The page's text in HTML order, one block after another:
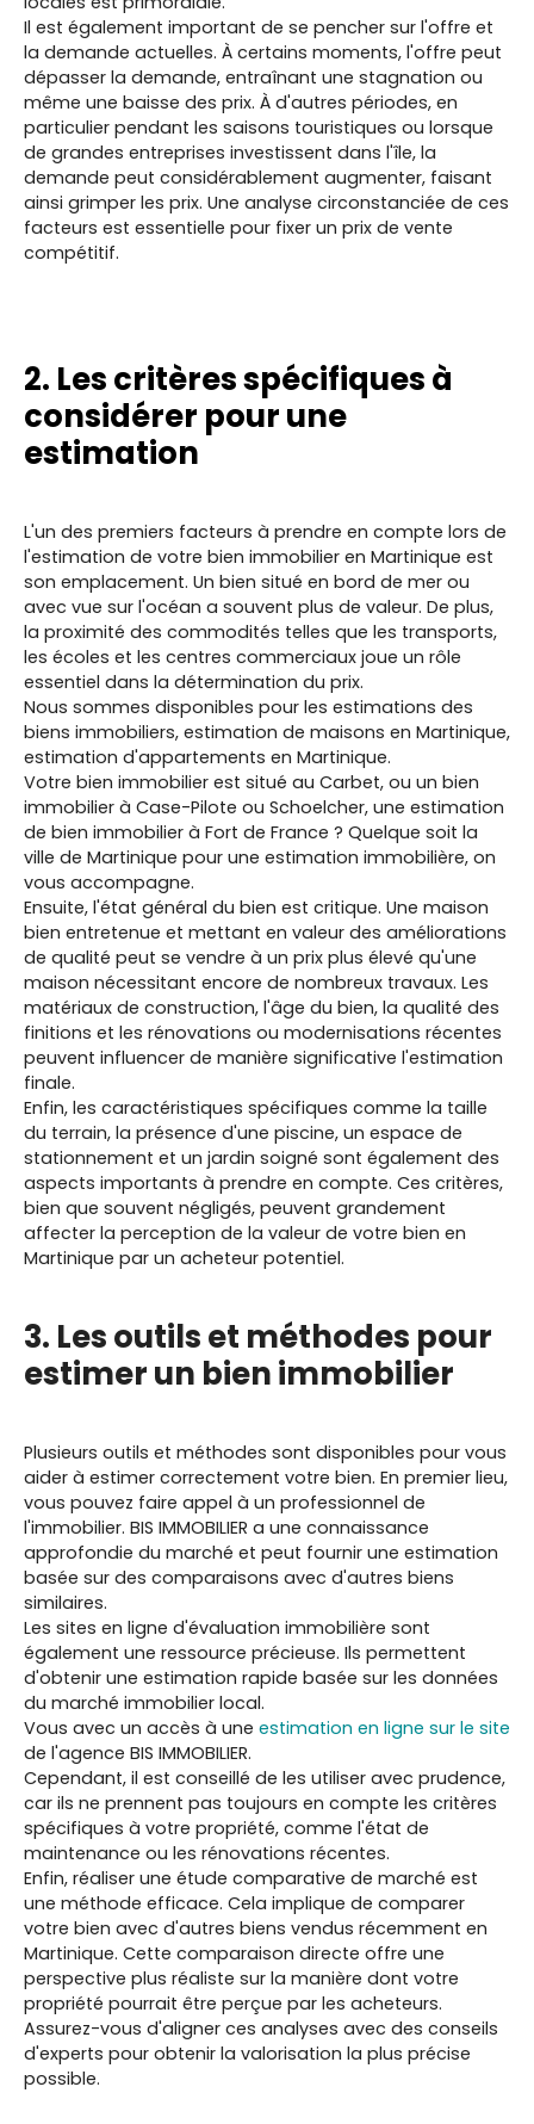
Il est également important de se pencher sur l'offre et
la demande actuelles. À certains moments, l'offre peut
dépasser la demande, entraînant une stagnation ou
même une baisse des prix. À d'autres périodes, en
particulier pendant les saisons touristiques ou lorsque
de grandes entreprises investissent dans l'île, la
demande peut considérablement augmenter, faisant
ainsi grimper les prix. Une analyse circonstanciée de ces
facteurs est essentielle pour fixer un prix de vente
compétitif.
2. Les critères spécifiques à
considérer pour une
estimation
L'un des premiers facteurs à prendre en compte lors de
l'estimation de votre bien immobilier en Martinique est
son emplacement. Un bien situé en bord de mer ou
avec vue sur l'océan a souvent plus de valeur. De plus,
la proximité des commodités telles que les transports,
les écoles et les centres commerciaux joue un rôle
essentiel dans la détermination du prix.
Nous sommes disponibles pour les estimations des
biens immobiliers, estimation de maisons en Martinique,
estimation d'appartements en Martinique.
Votre bien immobilier est situé au Carbet, ou un bien
immobilier à Case-Pilote ou Schoelcher, une estimation
de bien immobilier à Fort de France ? Quelque soit la
ville de Martinique pour une estimation immobilière, on
vous accompagne.
Ensuite, l'état général du bien est critique. Une maison
bien entretenue et mettant en valeur des améliorations
de qualité peut se vendre à un prix plus élevé qu'une
maison nécessitant encore de nombreux travaux. Les
matériaux de construction, l'âge du bien, la qualité des
finitions et les rénovations ou modernisations récentes
peuvent influencer de manière significative l'estimation
finale.
Enfin, les caractéristiques spécifiques comme la taille
du terrain, la présence d'une piscine, un espace de
stationnement et un jardin soigné sont également des
aspects importants à prendre en compte. Ces critères,
bien que souvent négligés, peuvent grandement
affecter la perception de la valeur de votre bien en
Martinique par un acheteur potentiel.
3. Les outils et méthodes pour
estimer un bien immobilier
Plusieurs outils et méthodes sont disponibles pour vous
aider à estimer correctement votre bien. En premier lieu,
vous pouvez faire appel à un professionnel de
l'immobilier. BIS IMMOBILIER a une connaissance
approfondie du marché et peut fournir une estimation
basée sur des comparaisons avec d'autres biens
similaires.
Les sites en ligne d'évaluation immobilière sont
également une ressource précieuse. Ils permettent
d'obtenir une estimation rapide basée sur les données
du marché immobilier local.
Vous avec un accès à une estimation en ligne sur le site
de l'agence BIS IMMOBILIER.
Cependant, il est conseillé de les utiliser avec prudence,
car ils ne prennent pas toujours en compte les critères
spécifiques à votre propriété, comme l'état de
maintenance ou les rénovations récentes.
Enfin, réaliser une étude comparative de marché est
une méthode efficace. Cela implique de comparer
votre bien avec d'autres biens vendus récemment en
Martinique. Cette comparaison directe offre une
perspective plus réaliste sur la manière dont votre
propriété pourrait être perçue par les acheteurs.
Assurez-vous d'aligner ces analyses avec des conseils
d'experts pour obtenir la valorisation la plus précise
possible.